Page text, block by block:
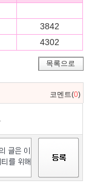
3842
4302
목록으로
코멘트(0)